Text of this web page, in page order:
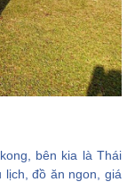
bên kia là Thái
đồ ăn ngon, giá